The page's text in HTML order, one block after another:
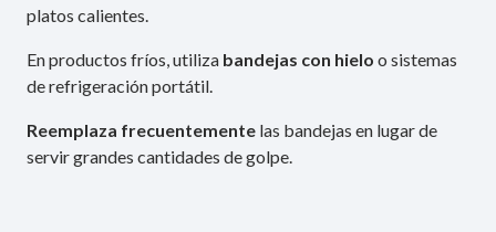
platos calientes.
En productos fríos, utiliza bandejas con hielo o sistemas
de refrigeración portátil.
Reemplaza frecuentemente las bandejas en lugar de
servir grandes cantidades de golpe.